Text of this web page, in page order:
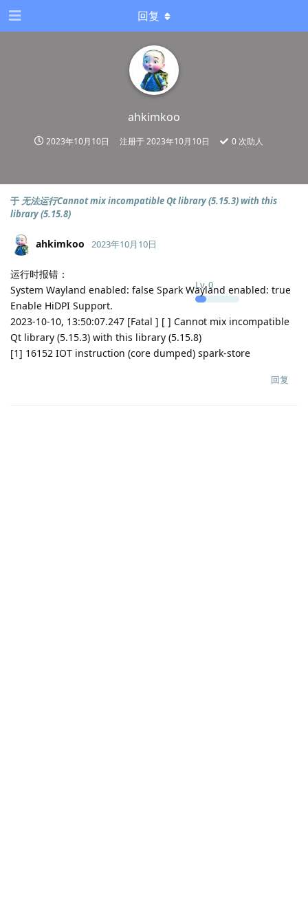
ahkimkoo
2023年10月10日 注册于2023年10月10日 0 次助人
回复
于 无法运行Cannot mix incompatible Qt library (5.15.3) with this
library (5.15.8)
ahkimkoo
Lv.0
2023年10月10日
运行时报错：
System Wayland enabled: false Spark Wayland enabled: true
Enable HiDPI Support.
2023-10-10, 13:50:07.247 [Fatal ] [ ] Cannot mix incompatible
Qt library (5.15.3) with this library (5.15.8)
[1] 16152 IOT instruction (core dumped) spark-store
回复